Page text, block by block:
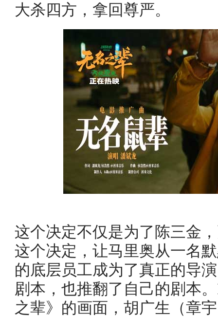
大杀四方，拿回尊严。
这个决定不仅是为了陈三金
这个决定，让马里奥从一名
的底层员工成为了真正的导
剧本，也推翻了自己的剧本
之辈》的画面，胡广生（章